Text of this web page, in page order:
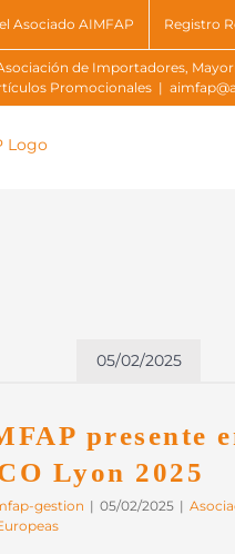
Asociado AIMFAP Registro
de Importadores,
Promocionales |
05/02/2025
presente
Lyon 2025
gestion | 05/02/2025 |